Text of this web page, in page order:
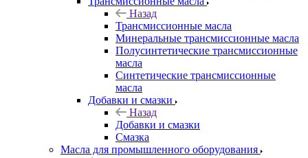
Назад
Трансмиссионные масла
Минеральные трансмиссионные масла
Полусинтетические трансмиссионные
масла
Синтетические трансмиссионные
масла
Добавки и смазки
Назад
Добавки и смазки
Смазка
Масла для промышленного оборудования